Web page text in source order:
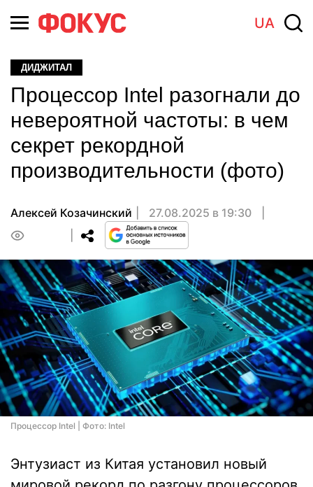
UA
ДИДЖИТАЛ
Процессор Intel разогнали до
невероятной частоты: в чем
секрет рекордной
производительности (фото)
Алексей Козачинский
27.08.2025 в 19:30
Процессор Intel | Фото: Intel
Энтузиаст из Китая установил новый